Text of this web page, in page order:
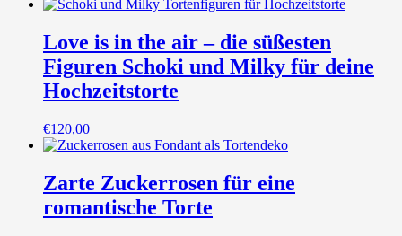
Love is in the air – die süßesten
Figuren Schoki und Milky für deine
Hochzeitstorte
€120,00
Zarte Zuckerrosen für eine
romantische Torte